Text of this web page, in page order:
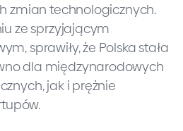
zmian technologicznych.
ze sprzyjającym
sprawiły, że Polska stała
dla międzynarodowych
jak i prężnie